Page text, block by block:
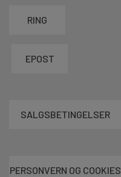
RING
EPOST
SALGSBETINGELSER
PERSONVERN OG COOKIES